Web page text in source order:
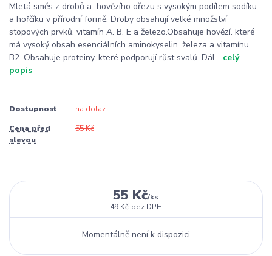
Mletá směs z drobů a hovězího ořezu s vysokým podílem sodíku
a hořčíku v přírodní formě. Droby obsahují velké množství
stopových prvků. vitamín A. B. E a železo.Obsahuje hovězí. které
má vysoký obsah esenciálních aminokyselin. železa a vitamínu
B2. Obsahuje proteiny. které podporují růst svalů. Dál... celý
popis
Dostupnost na dotaz
Cena před
slevou
55 Kč
55 Kč/ks
49 Kč bez DPH
Momentálně není k dispozici